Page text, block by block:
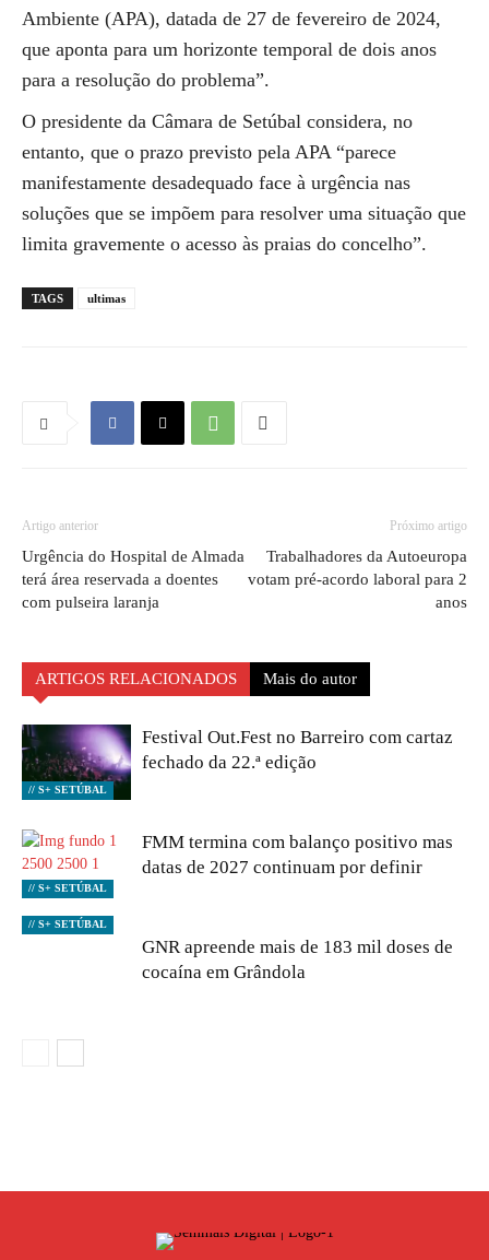
Ambiente (APA), datada de 27 de fevereiro de 2024,
que aponta para um horizonte temporal de dois anos
para a resolução do problema”.
O presidente da Câmara de Setúbal considera, no
entanto, que o prazo previsto pela APA “parece
manifestamente desadequado face à urgência nas
soluções que se impõem para resolver uma situação que
limita gravemente o acesso às praias do concelho”.
TAGS ultimas
Artigo anterior
Urgência do Hospital de Almada
terá área reservada a doentes
com pulseira laranja
Próximo artigo
Trabalhadores da Autoeuropa
votam pré-acordo laboral para 2
anos
ARTIGOS RELACIONADOS Mais do autor
// S+ SETÚBAL
Festival Out.Fest no Barreiro com cartaz
fechado da 22.ª edição
// S+ SETÚBAL
FMM termina com balanço positivo mas
datas de 2027 continuam por definir
// S+ SETÚBAL
GNR apreende mais de 183 mil doses de
cocaína em Grândola